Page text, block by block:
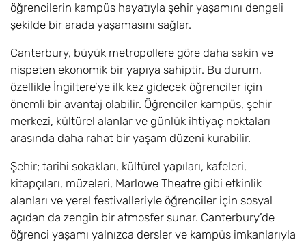
Drama, Tiyatro ve
Drama, Theatre
and Performing
Arts BA (Hons)
6 Eylül
Koruma /
Ecology and
BSc (Hons)
Ekonomi /
Economics (BSc
Hons)
6 Eylül £19.300
öğrencilerin kampüs hayatıyla şehir yaşamını dengeli
şekilde bir arada yaşamasını sağlar.
Canterbury, büyük metropollere göre daha sakin ve
nispeten ekonomik bir yapıya sahiptir. Bu durum,
özellikle İngiltere’ye ilk kez gidecek öğrenciler için
önemli bir avantaj olabilir. Öğrenciler kampüs, şehir
merkezi, kültürel alanlar ve günlük ihtiyaç noktaları
arasında daha rahat bir yaşam düzeni kurabilir.
Şehir; tarihi sokakları, kültürel yapıları, kafeleri,
kitapçıları, müzeleri, Marlowe Theatre gibi etkinlik
alanları ve yerel festivalleriyle öğrenciler için sosyal
açıdan da zengin bir atmosfer sunar. Canterbury’de
öğrenci yaşamı yalnızca dersler ve kampüs imkanlarıyla